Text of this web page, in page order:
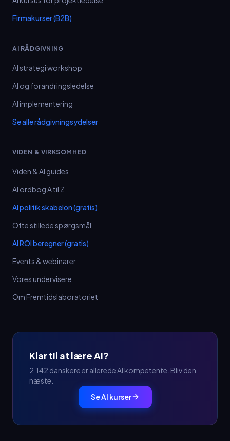
Firmakurser (B2B)
AI RÅDGIVNING
AI strategi workshop
AI og forandringsledelse
AI implementering
Se alle rådgivningsydelser
VIDEN & VIRKSOMHED
Viden & AI guides
AI ordbog A til Z
AI politik skabelon (gratis)
Ofte stillede spørgsmål
AI ROI beregner (gratis)
Events & webinarer
Vores undervisere
Om Fremtidslaboratoriet
Klar til at lære AI?
2.142 danskere er allerede AI kompetente. Bliv den
næste.
Se AI kurser